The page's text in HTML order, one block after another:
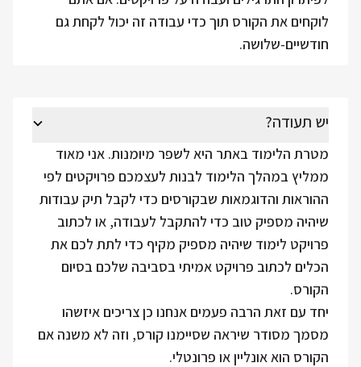
לוקחים את הקורס תוך כדי עבודה זה יכול לקחת גם
חודשיים-שלושה.
יש תעודה?
מטרת הלימוד באתר היא לשפר מיומנות. אני מאוד
ממליץ במהלך הלימוד לבנות לעצמכם פרויקטים לפי
ההוראות והדוגמאות שבקורסים כדי לקבל תיק עבודות
שיהיה מספיק טוב כדי להתקבל לעבודה, או לכתוב
פרויקט לימוד שיהיה מספיק מקיף כדי לתת לכם את
הכלים לכתוב פרויקט אמיתי בסביבה שלכם בסיום
הקורס.
יחד עם זאת הרבה פעמים אנחנו כן צריכים איזשהו
מסמך מסודר שיראה שסיימנו קורס, וזה לא משנה אם
הקורס הוא אונליין או פרונטלי.